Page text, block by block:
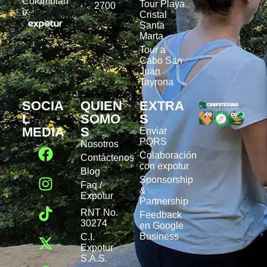
o.
2700
Tour Playa
Cristal
Santa
Marta
Tour a
Cabo San
Juan
Tayrona
SOCIA
L
MEDIA
QUIEN
SOMO
S
Nosotros
Contáctenos
Blog
Faq /
Expotur
RNT No.
30274
C.I.
Expotur
S.A.S.
EXTRA
S
Enviar
PQRS
Colaboración
con expotur
Sponsorship
&
Partnership
Feedback
en Google
Business